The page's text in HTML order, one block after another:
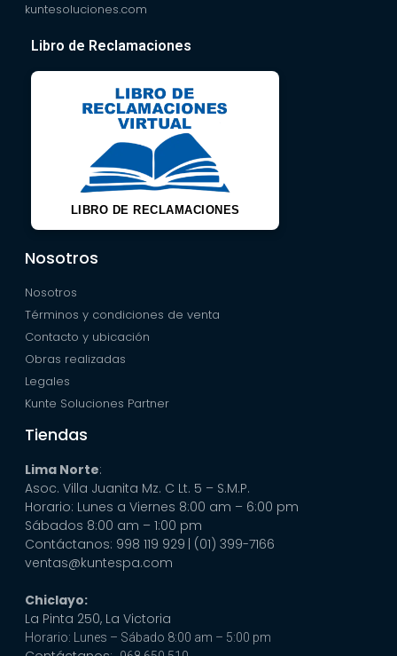
kuntesoluciones.com
Libro de Reclamaciones
LIBRO DE RECLAMACIONES
Nosotros
Nosotros
Términos y condiciones de venta
Contacto y ubicación
Obras realizadas
Legales
Kunte Soluciones Partner
Tiendas
Lima Norte:
Asoc. Villa Juanita Mz. C Lt. 5 – S.M.P.
Horario: Lunes a Viernes 8:00 am – 6:00 pm
Sábados 8:00 am – 1:00 pm
Contáctanos: 998 119 929 | (01) 399-7166
ventas@kuntespa.com
Chiclayo:
La Pinta 250, La Victoria
Horario: Lunes – Sábado 8:00 am – 5:00 pm